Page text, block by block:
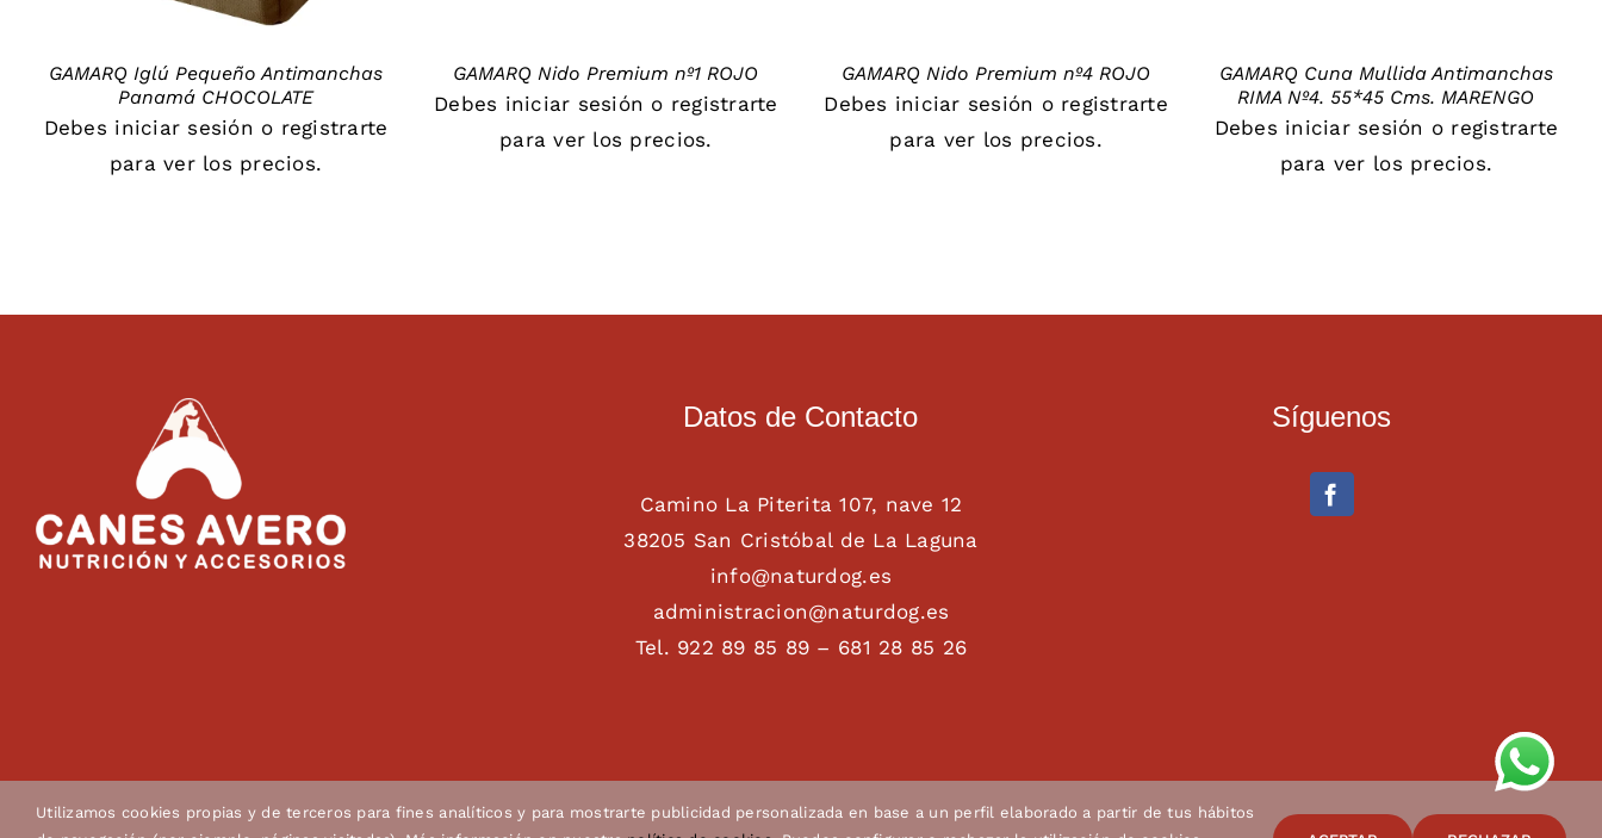
GAMARQ Iglú Pequeño Antimanchas
Panamá CHOCOLATE
Debes iniciar sesión o registrarte
para ver los precios.
GAMARQ Nido Premium nº1 ROJO
Debes iniciar sesión o registrarte
para ver los precios.
GAMARQ Nido Premium nº4 ROJO
Debes iniciar sesión o registrarte
para ver los precios.
GAMARQ Cuna Mullida Antimanchas
RIMA Nº4. 55*45 Cms. MARENGO
Debes iniciar sesión o registrarte
para ver los precios.
Datos de Contacto
Camino La Piterita 107, nave 12
38205 San Cristóbal de La Laguna
info@naturdog.es
administracion@naturdog.es
Tel. 922 89 85 89 – 681 28 85 26
Síguenos
Utilizamos cookies propias y de terceros para fines analíticos y para mostrarte publicidad personalizada en base a un perfil elaborado a partir de tus hábitos